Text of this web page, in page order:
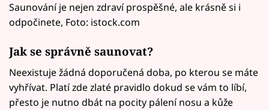
Saunování je nejen zdraví prospěšné, ale krásně si i
odpočinete, Foto: istock.com
Jak se správně saunovat?
Neexistuje žádná doporučená doba, po kterou se máte
vyhřívat. Platí zde zlaté pravidlo dokud se vám to líbí,
přesto je nutno dbát na pocity pálení nosu a kůže